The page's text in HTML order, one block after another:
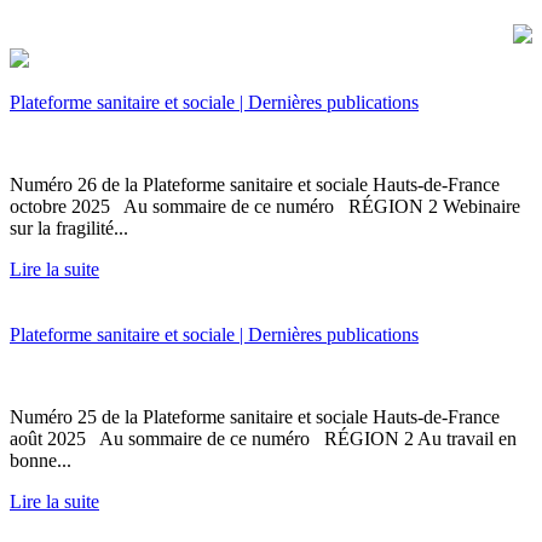
Plateforme sanitaire et sociale | Dernières publications
Numéro 26 de la Plateforme sanitaire et sociale Hauts-de-France
octobre 2025 Au sommaire de ce numéro RÉGION 2 Webinaire
sur la fragilité...
Lire la suite
Plateforme sanitaire et sociale | Dernières publications
Numéro 25 de la Plateforme sanitaire et sociale Hauts-de-France
août 2025 Au sommaire de ce numéro RÉGION 2 Au travail en
bonne...
Lire la suite